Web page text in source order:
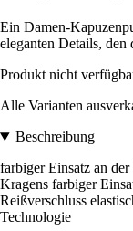
Ein Damen-
eleganten Details,
Produkt nicht
Alle Varianten
Beschreibung
farbiger Einsatz an
Kragens farbiger
Reißverschluss
Technologie